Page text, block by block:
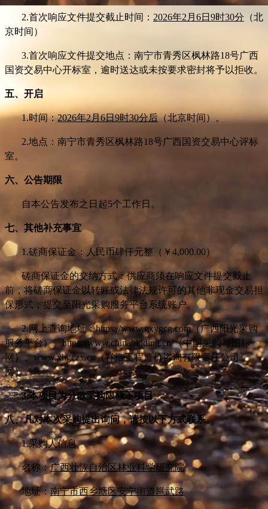
2.首次响应文件提交截止时间： 2026年2月6日9时30分 （北
京时间）
3.首次响应文件提交地点：南宁市青秀区枫林路18号广西
国资交易中心开标室，逾时送达或未按要求密封将予以拒收。
五、开启
1.时间：2026年2月6日9时30分后（北京时间）。
2.地点：南宁市青秀区枫林路18号广西国资交易中心评标
室。
六、公告期限
自本公告发布之日起5个工作日。
七、其他补充事宜
1.磋商保证金：人民币肆仟元整（￥4,000.00）
磋商保证金的交纳方式：供应商须在响应文件提交截止
前，将磋商保证金以转账或法律法规许可的其他非现金交易担
保形式，提交至阳光采购服务平台系统账户。
2.网上查询地址：https://www.gxygcg.com（广西阳光采购
服务平台）、https://www.chinabidding.cn/（中国采购与招标
网）、www.xhgczx.cn（祥浩工程造价咨询有限责任公司
网）。
3.本项目为分散采购限额下项目。
八、凡对本次采购提出询问，请按以下方式联系。
1.采购人信息
名称：广西壮族自治区林业科学研究院
地址：南宁市西乡塘区安宁街道邕武路